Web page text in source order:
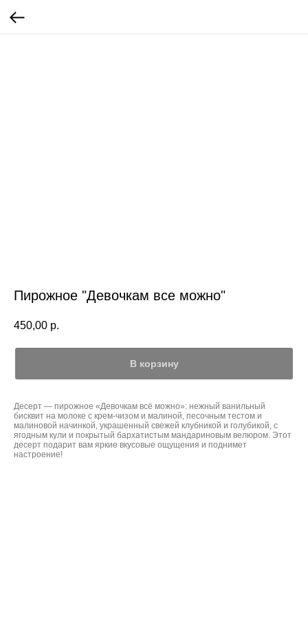
Пирожное "Девочкам все можно"
450,00 р.
В корзину
Десерт — пирожное «Девочкам всё можно»: нежный ванильный
бисквит на молоке с крем-чизом и малиной, песочным тестом и
малиновой начинкой, украшенный свежей клубникой и голубикой, с
ягодным кули и покрытый бархатистым мандариновым велюром. Этот
десерт подарит вам яркие вкусовые ощущения и поднимет
настроение!